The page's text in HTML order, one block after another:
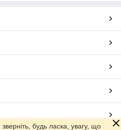
будь ласка, увагу, що